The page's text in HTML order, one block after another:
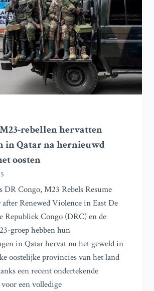
M23-rebellen hervatten
in Qatar na hernieuwd
oosten
DR Congo, M23 Rebels Resume
Renewed Violence in East De
Republiek Congo (DRC) en de
groep hebben hun
in Qatar hervat nu het geweld in
oostelijke provincies van het land
een recent ondertekende
een volledige